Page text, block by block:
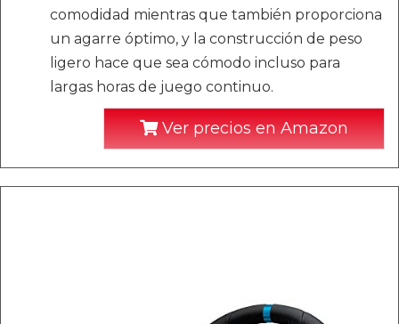
comodidad mientras que también proporciona
un agarre óptimo, y la construcción de peso
ligero hace que sea cómodo incluso para
largas horas de juego continuo.
Ver precios en Amazon